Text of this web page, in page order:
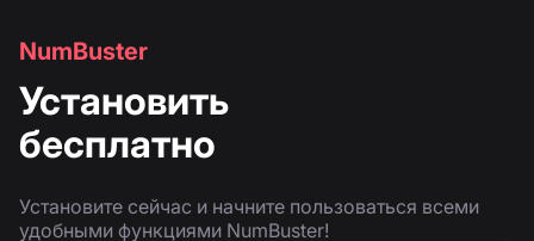
NumBuster
Установить
бесплатно
Установите сейчас и начните пользоваться всеми
удобными функциями NumBuster!